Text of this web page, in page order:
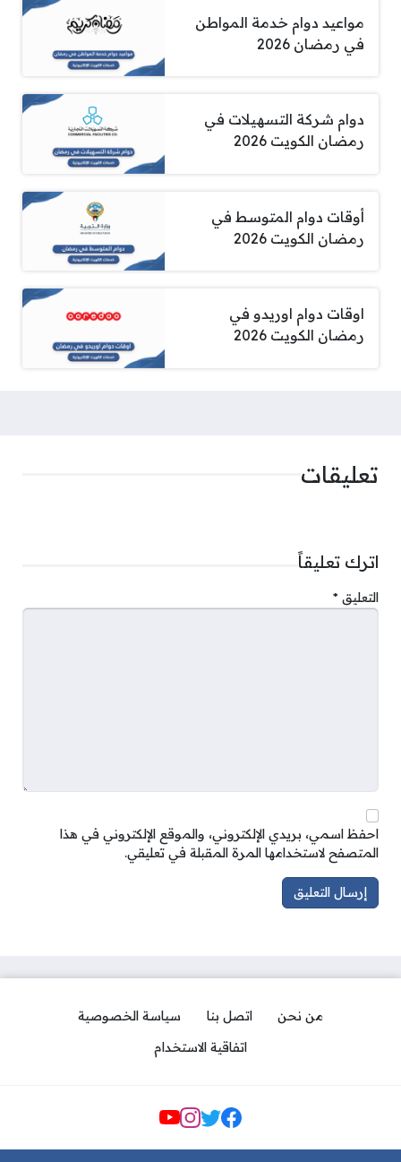
مواعيد دوام خدمة المواطن
في رمضان 2026
دوام شركة التسهيلات في
رمضان الكويت 2026
أوقات دوام المتوسط في
رمضان الكويت 2026
اوقات دوام اوريدو في
رمضان الكويت 2026
تعليقات
اترك تعليقاً
التعليق *
احفظ اسمي، بريدي الإلكتروني، والموقع الإلكتروني في هذا
المتصفح لاستخدامها المرة المقبلة في تعليقي.
من نحن اتصل بنا
سياسة الخصوصية
اتفاقية الاستخدام
مواقع التواصل